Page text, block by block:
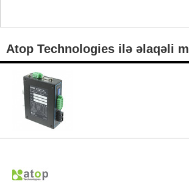
Atop Technologies ilə əlaqəli